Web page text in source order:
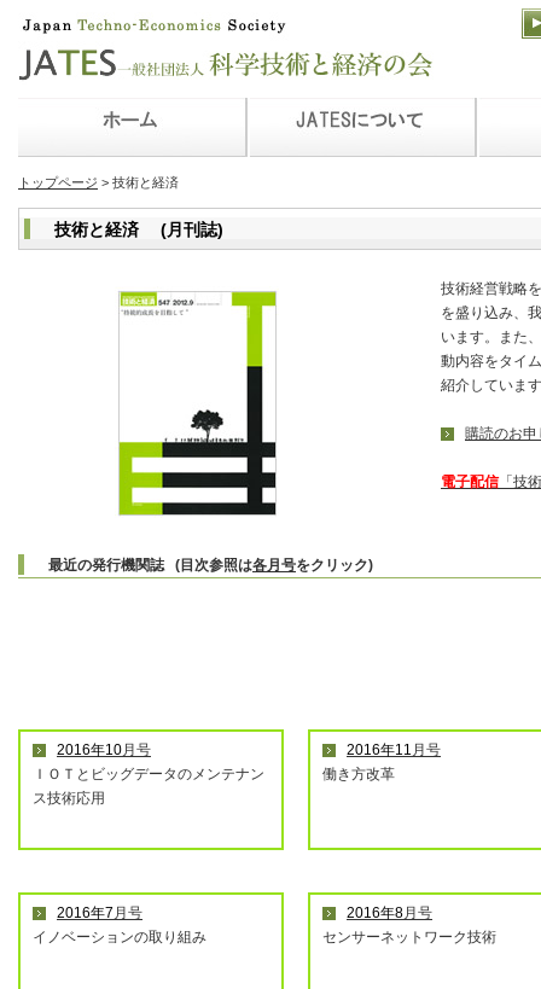
トップページ > 技術と経済
技術と経済 (月刊誌)
技術経営戦略
を盛り込み、
います。また
動内容をタイ
紹介していま
購読のお
電子配信「技
最近の発行機関誌 (目次参照は各月号をクリック)
2016年10月号
ＩＯＴとビッグデータのメンテナン
ス技術応用
2016年11 月号
働き方改革
2016年7 月号
イノベーションの取り組み
2016年8月号
センサーネットワーク技術